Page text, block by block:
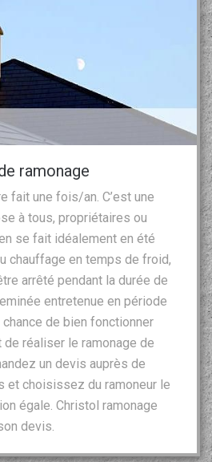
ramonage
fait une fois/an. C’est une
à tous, propriétaires ou
se fait idéalement en été
chauffage en temps de froid,
arrêté pendant la durée de
entretenue en période
de bien fonctionner
de réaliser le ramonage de
un devis auprès de
et choisissez du ramoneur le
égale. Christol ramonage
devis.